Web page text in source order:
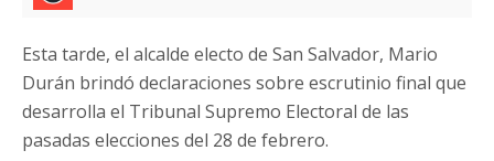
Esta tarde, el alcalde electo de San Salvador, Mario
Durán brindó declaraciones sobre escrutinio final que
desarrolla el Tribunal Supremo Electoral de las
pasadas elecciones del 28 de febrero.